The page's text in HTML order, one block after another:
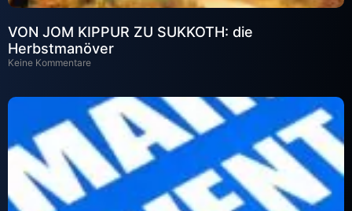
VON JOM KIPPUR ZU SUKKOTH: die
Herbstmanöver
Keine Kommentare